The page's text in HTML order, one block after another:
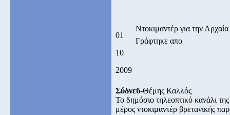
01
10
2009
Ντοκιμαντέρ για την
Γράφτηκε απο
Σύδνεϋ-Θέμης Καλλός
Το δημόσιο τηλεοπτικό κανάλι
μέρος ντοκιμαντέρ βρετανικής